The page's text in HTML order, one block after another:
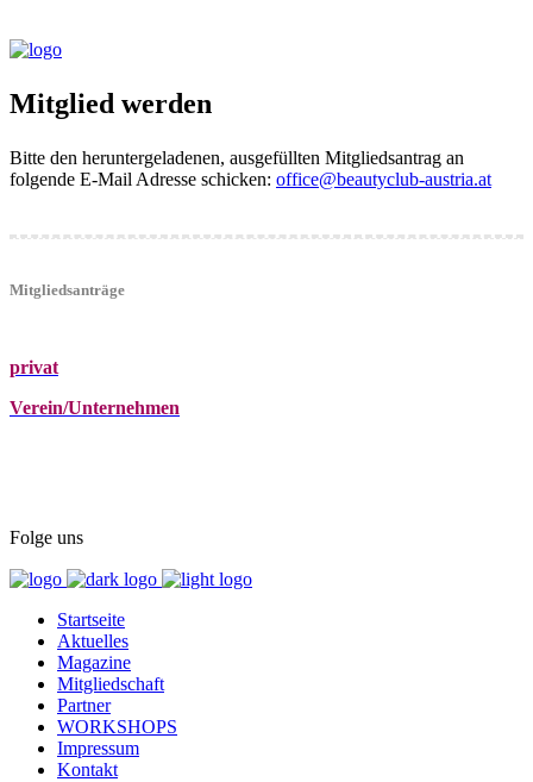
Mitglied werden
Bitte den heruntergeladenen, ausgefüllten Mitgliedsantrag an
folgende E-Mail Adresse schicken: office@beautyclub-austria.at
Mitgliedsanträge
privat
Verein/Unternehmen
Folge uns
Startseite
Aktuelles
Magazine
Mitgliedschaft
Partner
WORKSHOPS
Impressum
Kontakt